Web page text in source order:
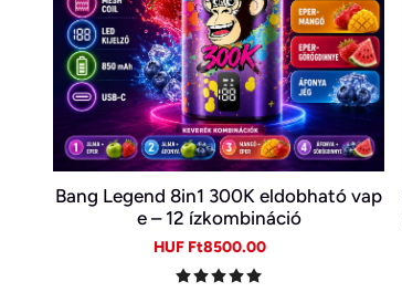
Bang Legend 8in1 300K eldobható vap
e – 12 ízkombináció
Sale
HUF Ft8500.00